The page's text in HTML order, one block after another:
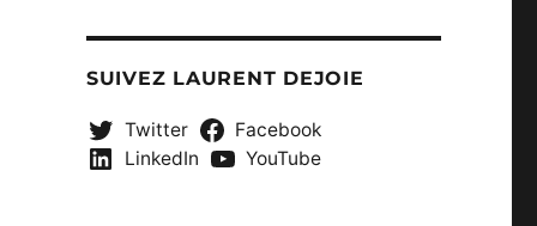
SUIVEZ LAURENT DEJOIE
Twitter
Facebook
LinkedIn
YouTube